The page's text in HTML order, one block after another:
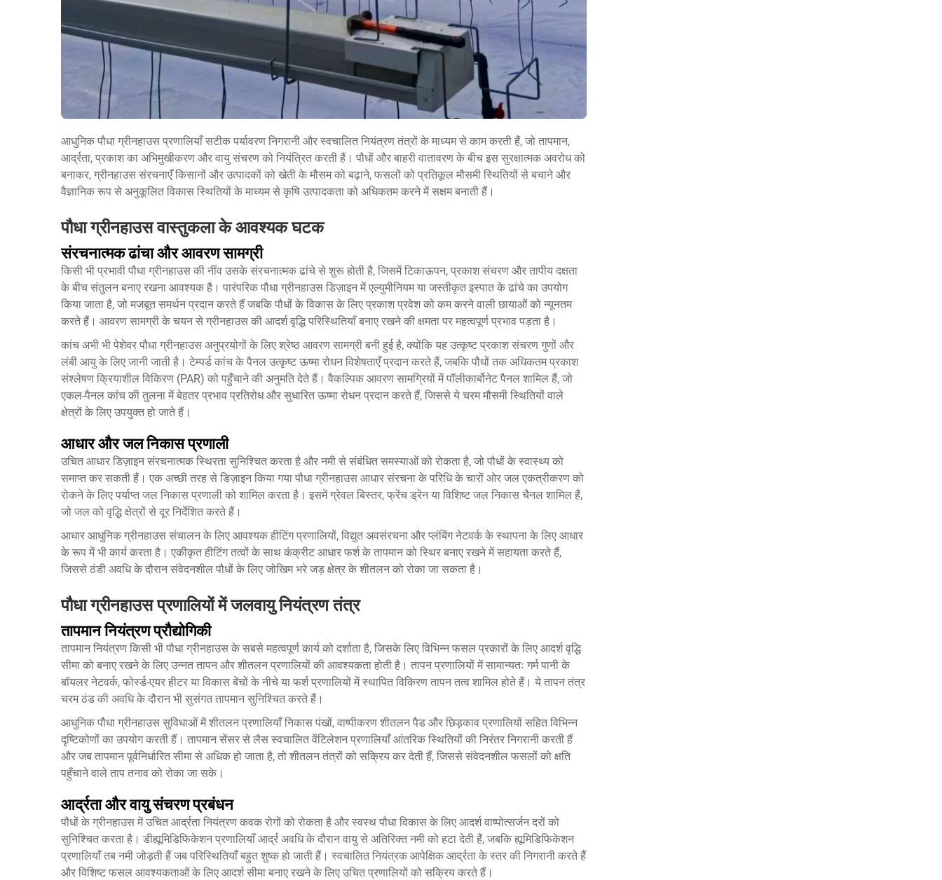
आधुनिक पौधा ग्रीनहाउस प्रणालियाँ सटीक पर्यावरण निगरानी और स्वचालित नियंत्रण तंत्रों के माध्यम से काम करती हैं, जो तापमान,
आर्द्रता, प्रकाश का अभिमुखीकरण और वायु संचरण को नियंत्रित करती हैं। पौधों और बाहरी वातावरण के बीच इस सुरक्षात्मक अवरोध को
बनाकर, ग्रीनहाउस संरचनाएँ किसानों और उत्पादकों को खेती के मौसम को बढ़ाने, फसलों को प्रतिकूल मौसमी स्थितियों से बचाने और
वैज्ञानिक रूप से अनुकूलित विकास स्थितियों के माध्यम से कृषि उत्पादकता को अधिकतम करने में सक्षम बनाती हैं।
पौधा ग्रीनहाउस वास्तुकला के आवश्यक घटक
संरचनात्मक ढांचा और आवरण सामग्री
किसी भी प्रभावी पौधा ग्रीनहाउस की नींव उसके संरचनात्मक ढांचे से शुरू होती है, जिसमें टिकाऊपन, प्रकाश संचरण और तापीय दक्षता
के बीच संतुलन बनाए रखना आवश्यक है। पारंपरिक पौधा ग्रीनहाउस डिज़ाइन में एल्युमीनियम या जस्तीकृत इस्पात के ढांचे का उपयोग
किया जाता है, जो मजबूत समर्थन प्रदान करते हैं जबकि पौधों के विकास के लिए प्रकाश प्रवेश को कम करने वाली छायाओं को न्यूनतम
करते हैं। आवरण सामग्री के चयन से ग्रीनहाउस की आदर्श वृद्धि परिस्थितियाँ बनाए रखने की क्षमता पर महत्वपूर्ण प्रभाव पड़ता है।
कांच अभी भी पेशेवर पौधा ग्रीनहाउस अनुप्रयोगों के लिए श्रेष्ठ आवरण सामग्री बनी हुई है, क्योंकि यह उत्कृष्ट प्रकाश संचरण गुणों और
लंबी आयु के लिए जानी जाती है। टेम्पर्ड कांच के पैनल उत्कृष्ट ऊष्मा रोधन विशेषताएँ प्रदान करते हैं, जबकि पौधों तक अधिकतम प्रकाश
संश्लेषण क्रियाशील विकिरण (PAR) को पहुँचाने की अनुमति देते हैं। वैकल्पिक आवरण सामग्रियों में पॉलीकार्बोनेट पैनल शामिल हैं, जो
एकल-पैनल कांच की तुलना में बेहतर प्रभाव प्रतिरोध और सुधारित ऊष्मा रोधन प्रदान करते हैं, जिससे ये चरम मौसमी स्थितियों वाले
क्षेत्रों के लिए उपयुक्त हो जाते हैं।
आधार और जल निकास प्रणाली
उचित आधार डिज़ाइन संरचनात्मक स्थिरता सुनिश्चित करता है और नमी से संबंधित समस्याओं को रोकता है, जो पौधों के स्वास्थ्य को
समाप्त कर सकती हैं। एक अच्छी तरह से डिज़ाइन किया गया पौधा ग्रीनहाउस आधार संरचना के परिधि के चारों ओर जल एकत्रीकरण को
रोकने के लिए पर्याप्त जल निकास प्रणाली को शामिल करता है। इसमें ग्रेवल बिस्तर, फ्रेंच ड्रेन या विशिष्ट जल निकास चैनल शामिल हैं,
जो जल को वृद्धि क्षेत्रों से दूर निर्देशित करते हैं।
आधार आधुनिक ग्रीनहाउस संचालन के लिए आवश्यक हीटिंग प्रणालियों, विद्युत अवसंरचना और प्लंबिंग नेटवर्क के स्थापना के लिए आधार
के रूप में भी कार्य करता है। एकीकृत हीटिंग तत्वों के साथ कंक्रीट आधार फर्श के तापमान को स्थिर बनाए रखने में सहायता करते हैं,
जिससे ठंडी अवधि के दौरान संवेदनशील पौधों के लिए जोखिम भरे जड़ क्षेत्र के शीतलन को रोका जा सकता है।
पौधा ग्रीनहाउस प्रणालियों में जलवायु नियंत्रण तंत्र
तापमान नियंत्रण प्रौद्योगिकी
तापमान नियंत्रण किसी भी पौधा ग्रीनहाउस के सबसे महत्वपूर्ण कार्य को दर्शाता है, जिसके लिए विभिन्न फसल प्रकारों के लिए आदर्श वृद्धि
सीमा को बनाए रखने के लिए उन्नत तापन और शीतलन प्रणालियों की आवश्यकता होती है। तापन प्रणालियों में सामान्यतः गर्म पानी के
बॉयलर नेटवर्क, फोर्स्ड-एयर हीटर या विकास बेंचों के नीचे या फर्श प्रणालियों में स्थापित विकिरण तापन तत्व शामिल होते हैं। ये तापन तंत्र
चरम ठंड की अवधि के दौरान भी सुसंगत तापमान सुनिश्चित करते हैं।
आधुनिक पौधा ग्रीनहाउस सुविधाओं में शीतलन प्रणालियाँ निकास पंखों, वाष्पीकरण शीतलन पैड और छिड़काव प्रणालियों सहित विभिन्न
दृष्टिकोणों का उपयोग करती हैं। तापमान सेंसर से लैस स्वचालित वेंटिलेशन प्रणालियाँ आंतरिक स्थितियों की निरंतर निगरानी करती हैं
और जब तापमान पूर्वनिर्धारित सीमा से अधिक हो जाता है, तो शीतलन तंत्रों को सक्रिय कर देती हैं, जिससे संवेदनशील फसलों को क्षति
पहुँचाने वाले ताप तनाव को रोका जा सके।
आर्द्रता और वायु संचरण प्रबंधन
पौधों के ग्रीनहाउस में उचित आर्द्रता नियंत्रण कवक रोगों को रोकता है और स्वस्थ पौधा विकास के लिए आदर्श वाष्पोत्सर्जन दरों को
सुनिश्चित करता है। डीह्यूमिडिफिकेशन प्रणालियाँ आर्द्र अवधि के दौरान वायु से अतिरिक्त नमी को हटा देती हैं, जबकि ह्यूमिडिफिकेशन
प्रणालियाँ तब नमी जोड़ती हैं जब परिस्थितियाँ बहुत शुष्क हो जाती हैं। स्वचालित नियंत्रक आपेक्षिक आर्द्रता के स्तर की निगरानी करते हैं
और विशिष्ट फसल आवश्यकताओं के लिए आदर्श सीमा बनाए रखने के लिए उचित प्रणालियों को सक्रिय करते हैं।